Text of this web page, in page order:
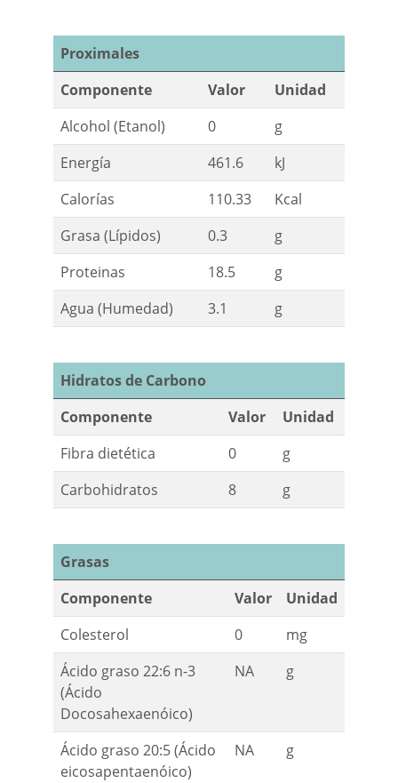
Proximales
Componente
Valor
Unidad
Alcohol (Etanol)
0
g
Energía
461.6
kJ
Calorías
110.33
Kcal
Grasa (Lípidos)
0.3
g
Proteinas
18.5
g
Agua (Humedad)
3.1 g
Hidratos de Carbono
Componente
Valor
Unidad
Fibra dietética
0
g
Carbohidratos
8 g
Grasas
Componente
Valor
Unidad
Colesterol
0
mg
Ácido graso 22:6 n-3
(Ácido
Docosahexaenóico)
NA g
Ácido graso 20:5 (Ácido
eicosapentaenóico)
NA g